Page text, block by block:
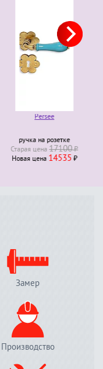
Persee
ручка на розетке
Старая ценa17100₽
Новая ценa14535₽
Замер
Производство